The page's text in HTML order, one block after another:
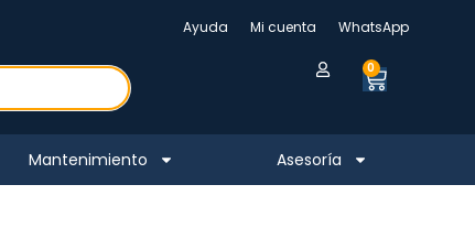
Ayuda Mi cuenta WhatsApp
0
Mantenimiento Asesoría